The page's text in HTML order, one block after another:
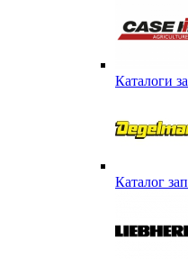
Каталоги
Каталог